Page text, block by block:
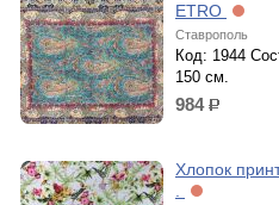
ETRO
Ставрополь
Код: 1944
150 см.
984р.
Хлопок